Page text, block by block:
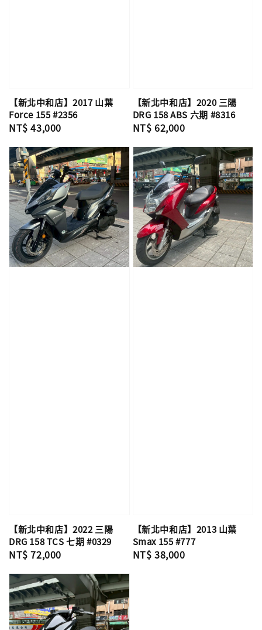
【新北中和店】2017 山葉
Force 155 #2356
Regular
NT$ 43,000
【新北中和店】2020 三陽
DRG 158 ABS 六期 #8316
Regular
NT$ 62,000
【新北中和店】2022 三陽
DRG 158 TCS 七期 #0329
Regular
NT$ 72,000
【新北中和店】2013 山葉
Smax 155 #777
Regular
NT$ 38,000